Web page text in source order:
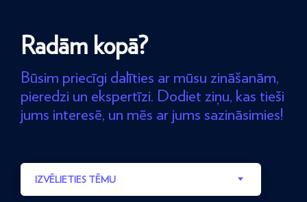
Radām kopā?
Būsim priecīgi dalīties ar mūsu zināšanām,
pieredzi un ekspertīzi. Dodiet ziņu, kas tieši
jums interesē, un mēs ar jums sazināsimies!
IZVĒLIETIES TĒMU